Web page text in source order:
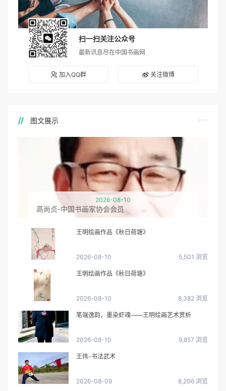
扫一扫关注公众号
最新讯息尽在中国书画网
加入QQ群 关注微博
图文展示
2026-08-10
高尚贞-中国书画家协会会员
王明绘画作品《秋日荷塘》
2026-08-10 5,501 浏览
王明绘画作品《秋日荷塘》
2026-08-10 8,382 浏览
笔端逸韵，墨染虾魂——王明绘画艺术赏析
2026-08-10 9,857 浏览
王伟-书法武术
2026-08-09 8,206 浏览